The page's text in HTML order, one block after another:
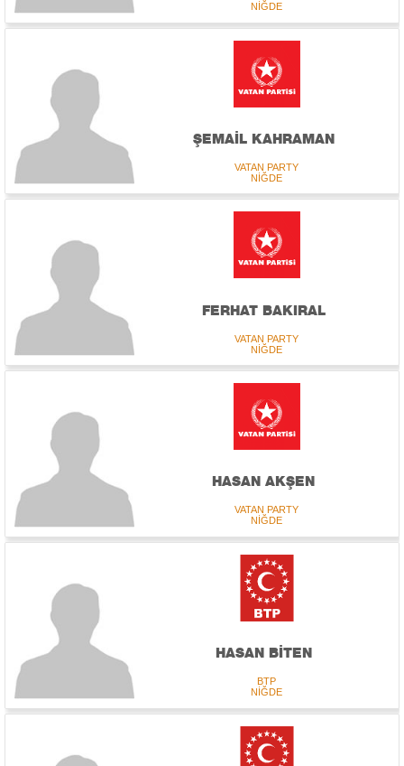
NİĞDE
ŞEMAİL KAHRAMAN
VATAN PARTY
NİĞDE
FERHAT BAKIRAL
VATAN PARTY
NİĞDE
HASAN AKŞEN
VATAN PARTY
NİĞDE
HASAN BİTEN
BTP
NİĞDE